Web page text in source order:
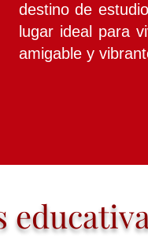
destino de
lugar ideal para
amigable y